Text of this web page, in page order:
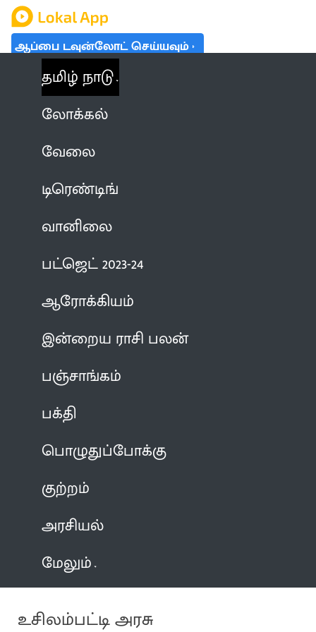
ஆப்பை டவுன்லோட் செய்யவும்
தமிழ் நாடு
லோக்கல்
வேலை
டிரெண்டிங்
வானிலை
பட்ஜெட் 2023-24
ஆரோக்கியம்
இன்றைய ராசி பலன்
பஞ்சாங்கம்
பக்தி
பொழுதுப்போக்கு
குற்றம்
அரசியல்
மேலும்
உசிலம்பட்டி அரசு